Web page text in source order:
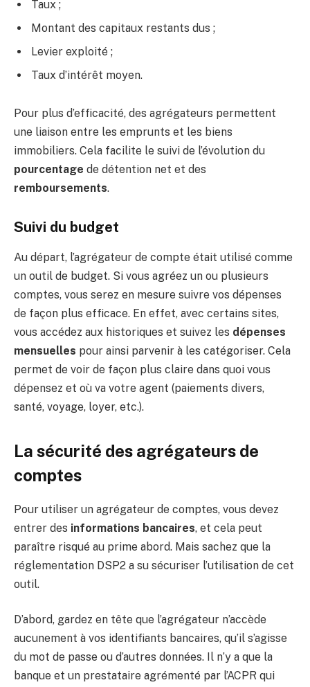
Taux ;
Montant des capitaux restants dus ;
Levier exploité ;
Taux d’intérêt moyen.
Pour plus d’efficacité, des agrégateurs permettent
une liaison entre les emprunts et les biens
immobiliers. Cela facilite le suivi de l’évolution du
pourcentage de détention net et des
remboursements.
Suivi du budget
Au départ, l’agrégateur de compte était utilisé comme
un outil de budget. Si vous agréez un ou plusieurs
comptes, vous serez en mesure suivre vos dépenses
de façon plus efficace. En effet, avec certains sites,
vous accédez aux historiques et suivez les dépenses
mensuelles pour ainsi parvenir à les catégoriser. Cela
permet de voir de façon plus claire dans quoi vous
dépensez et où va votre agent (paiements divers,
santé, voyage, loyer, etc.).
La sécurité des agrégateurs de
comptes
Pour utiliser un agrégateur de comptes, vous devez
entrer des informations bancaires, et cela peut
paraître risqué au prime abord. Mais sachez que la
réglementation DSP2 a su sécuriser l’utilisation de cet
outil.
D’abord, gardez en tête que l’agrégateur n’accède
aucunement à vos identifiants bancaires, qu’il s’agisse
du mot de passe ou d’autres données. Il n’y a que la
banque et un prestataire agrémenté par l’ACPR qui